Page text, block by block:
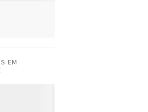
EM